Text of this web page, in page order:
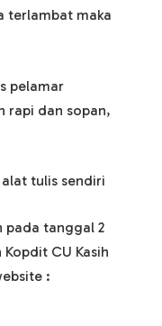
terlambat maka
pelamar
rapi dan sopan,
tulis sendiri
pada tanggal 2
Kopdit CU Kasih
: